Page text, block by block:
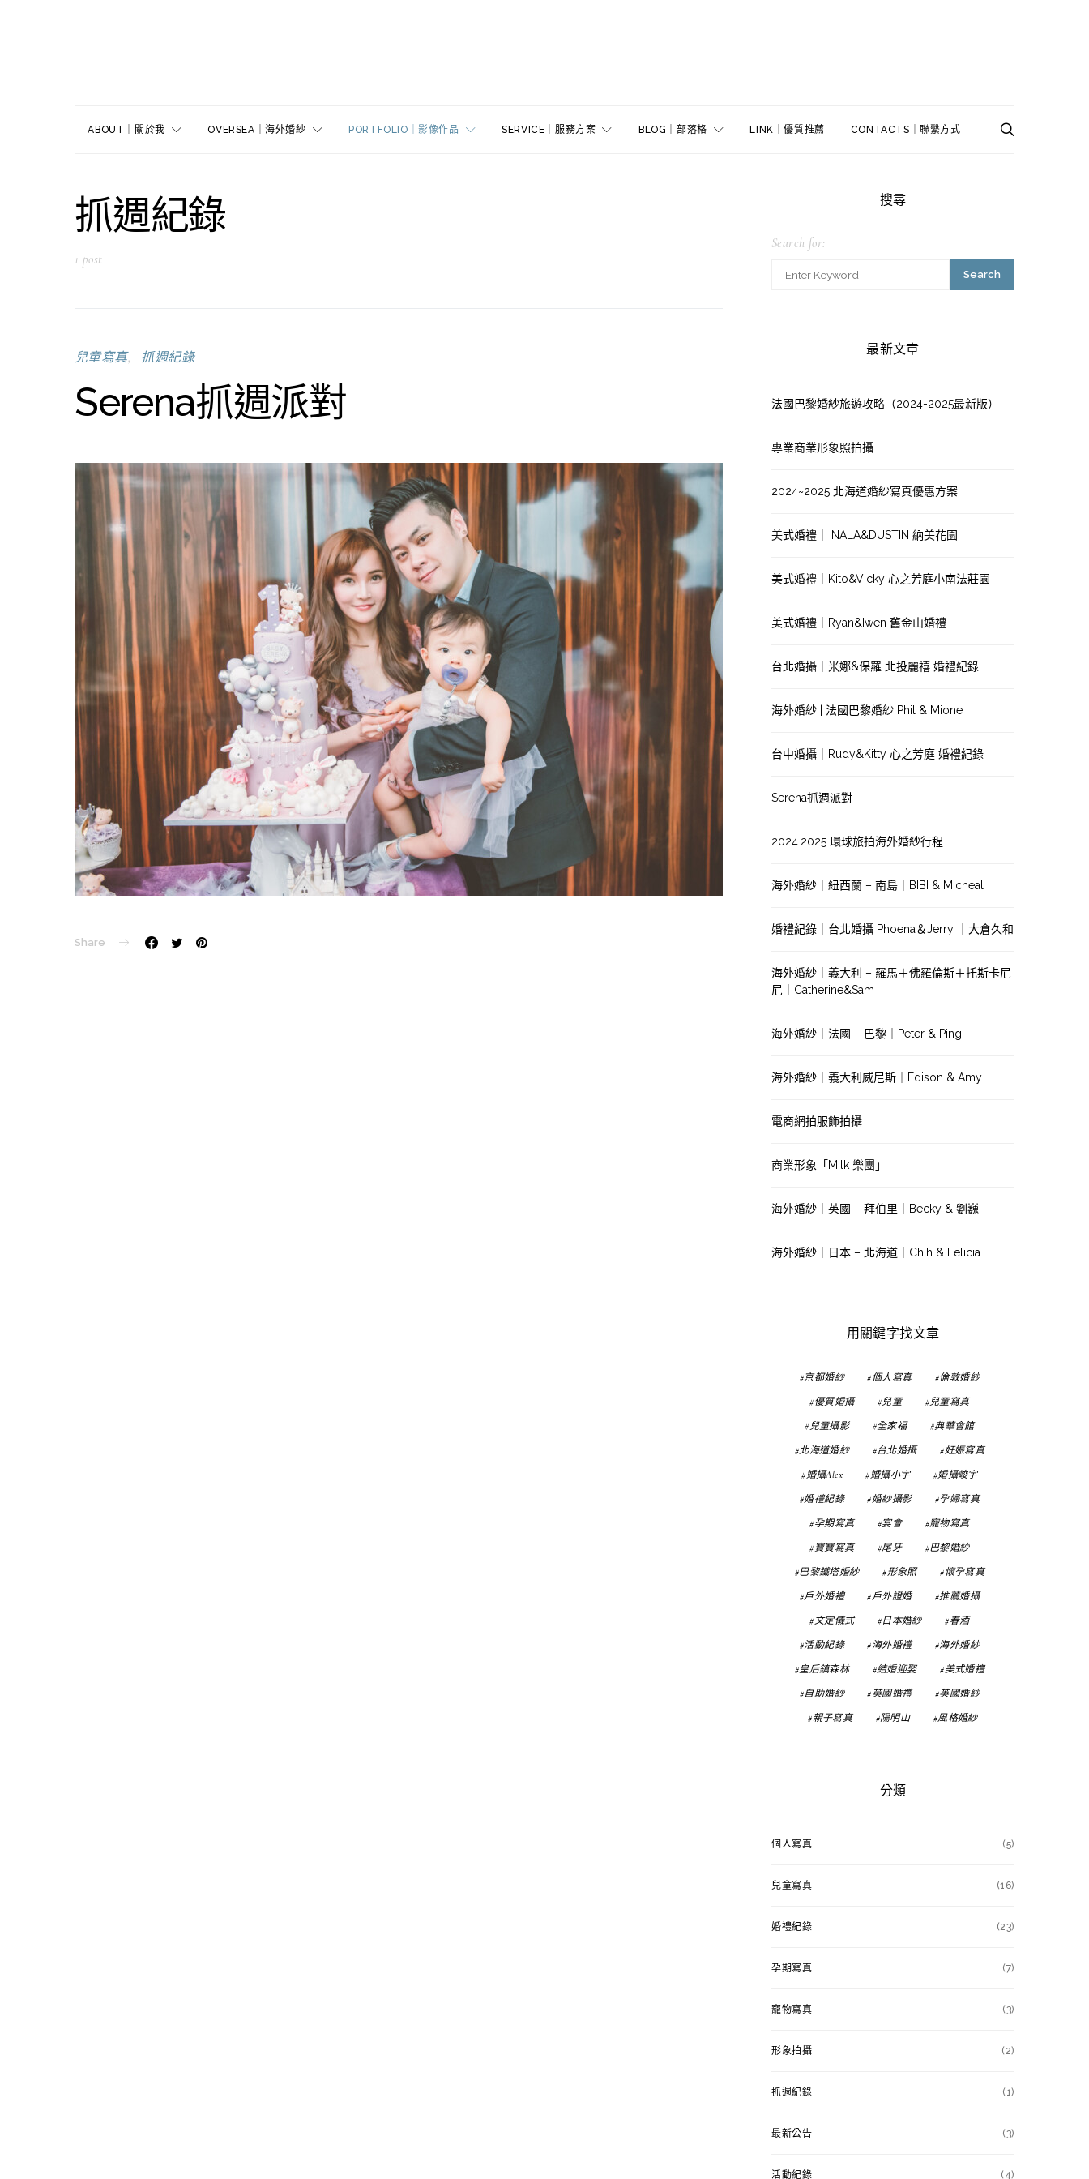
ABOUT｜關於我 OVERSEA｜海外婚紗 PORTFOLIO｜影像作品 SERVICE｜服務方案 BLOG｜部落格 LINK｜優質推薦 CONTACTS｜聯繫方式
抓週紀錄
1 post
兒童寫真 抓週紀錄
Serena抓週派對
Share
搜尋
Search for:
Search
最新文章
法國巴黎婚紗旅遊攻略（2024-2025最新版）
專業商業形象照拍攝
2024~2025 北海道婚紗寫真優惠方案
美式婚禮｜ NALA&DUSTIN 納美花園
美式婚禮｜Kito&Vicky 心之芳庭小南法莊園
美式婚禮｜Ryan&Iwen 舊金山婚禮
台北婚攝｜米娜&保羅 北投麗禧 婚禮紀錄
海外婚紗 | 法國巴黎婚紗 Phil & Mione
台中婚攝｜Rudy&Kitty 心之芳庭 婚禮紀錄
Serena抓週派對
2024.2025 環球旅拍海外婚紗行程
海外婚紗｜紐西蘭 – 南島｜BIBI & Micheal
婚禮紀錄｜台北婚攝 Phoena＆Jerry ｜大倉久和
海外婚紗｜義大利 – 羅馬＋佛羅倫斯＋托斯卡尼
尼｜Catherine&Sam
海外婚紗｜法國 – 巴黎｜Peter & Ping
海外婚紗｜義大利威尼斯｜Edison & Amy
電商網拍服飾拍攝
商業形象「Milk 樂團」
海外婚紗｜英國 – 拜伯里｜Becky & 劉巍
海外婚紗｜日本 – 北海道｜Chih & Felicia
用關鍵字找文章
京都婚紗 個人寫真 倫敦婚紗
優質婚攝 兒童 兒童寫真
兒童攝影 全家福 典華會館
北海道婚紗 台北婚攝 妊娠寫真
婚攝Alex 婚攝小宇 婚攝峻宇
婚禮紀錄 婚紗攝影 孕婦寫真
孕期寫真 宴會 寵物寫真
寶寶寫真 尾牙 巴黎婚紗
巴黎鐵塔婚紗 形象照 懷孕寫真
戶外婚禮 戶外證婚 推薦婚攝
文定儀式 日本婚紗 春酒
活動紀錄 海外婚禮 海外婚紗
皇后鎮森林 結婚迎娶 美式婚禮
自助婚紗 英國婚禮 英國婚紗
親子寫真 陽明山 風格婚紗
分類
個人寫真 (5)
兒童寫真 (16)
婚禮紀錄 (23)
孕期寫真 (7)
寵物寫真 (3)
形象拍攝 (2)
抓週紀錄 (1)
最新公告 (3)
活動紀錄 (4)